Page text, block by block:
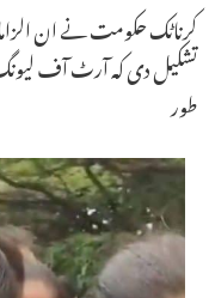
کرناٹک حکومت نے ان
طور